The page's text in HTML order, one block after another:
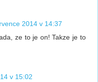
2014 v 14:37
ze to je on! Takze je to
v 15:02